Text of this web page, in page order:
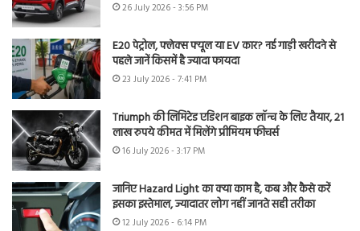
26 July 2026 - 3:56 PM
E20 पेट्रोल, फ्लेक्स फ्यूल या EV कार? नई गाड़ी खरीदने से
पहले जानें किसमें है ज्यादा फायदा
23 July 2026 - 7:41 PM
Triumph की लिमिटेड एडिशन बाइक लॉन्च के लिए तैयार, 21
लाख रुपये कीमत में मिलेंगे प्रीमियम फीचर्स
16 July 2026 - 3:17 PM
जानिए Hazard Light का क्या काम है, कब और कैसे करें
इसका इस्तेमाल, ज्यादातर लोग नहीं जानते सही तरीका
12 July 2026 - 6:14 PM